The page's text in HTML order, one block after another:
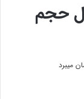
حجم